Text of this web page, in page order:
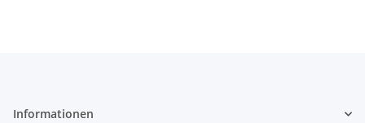
Informationen